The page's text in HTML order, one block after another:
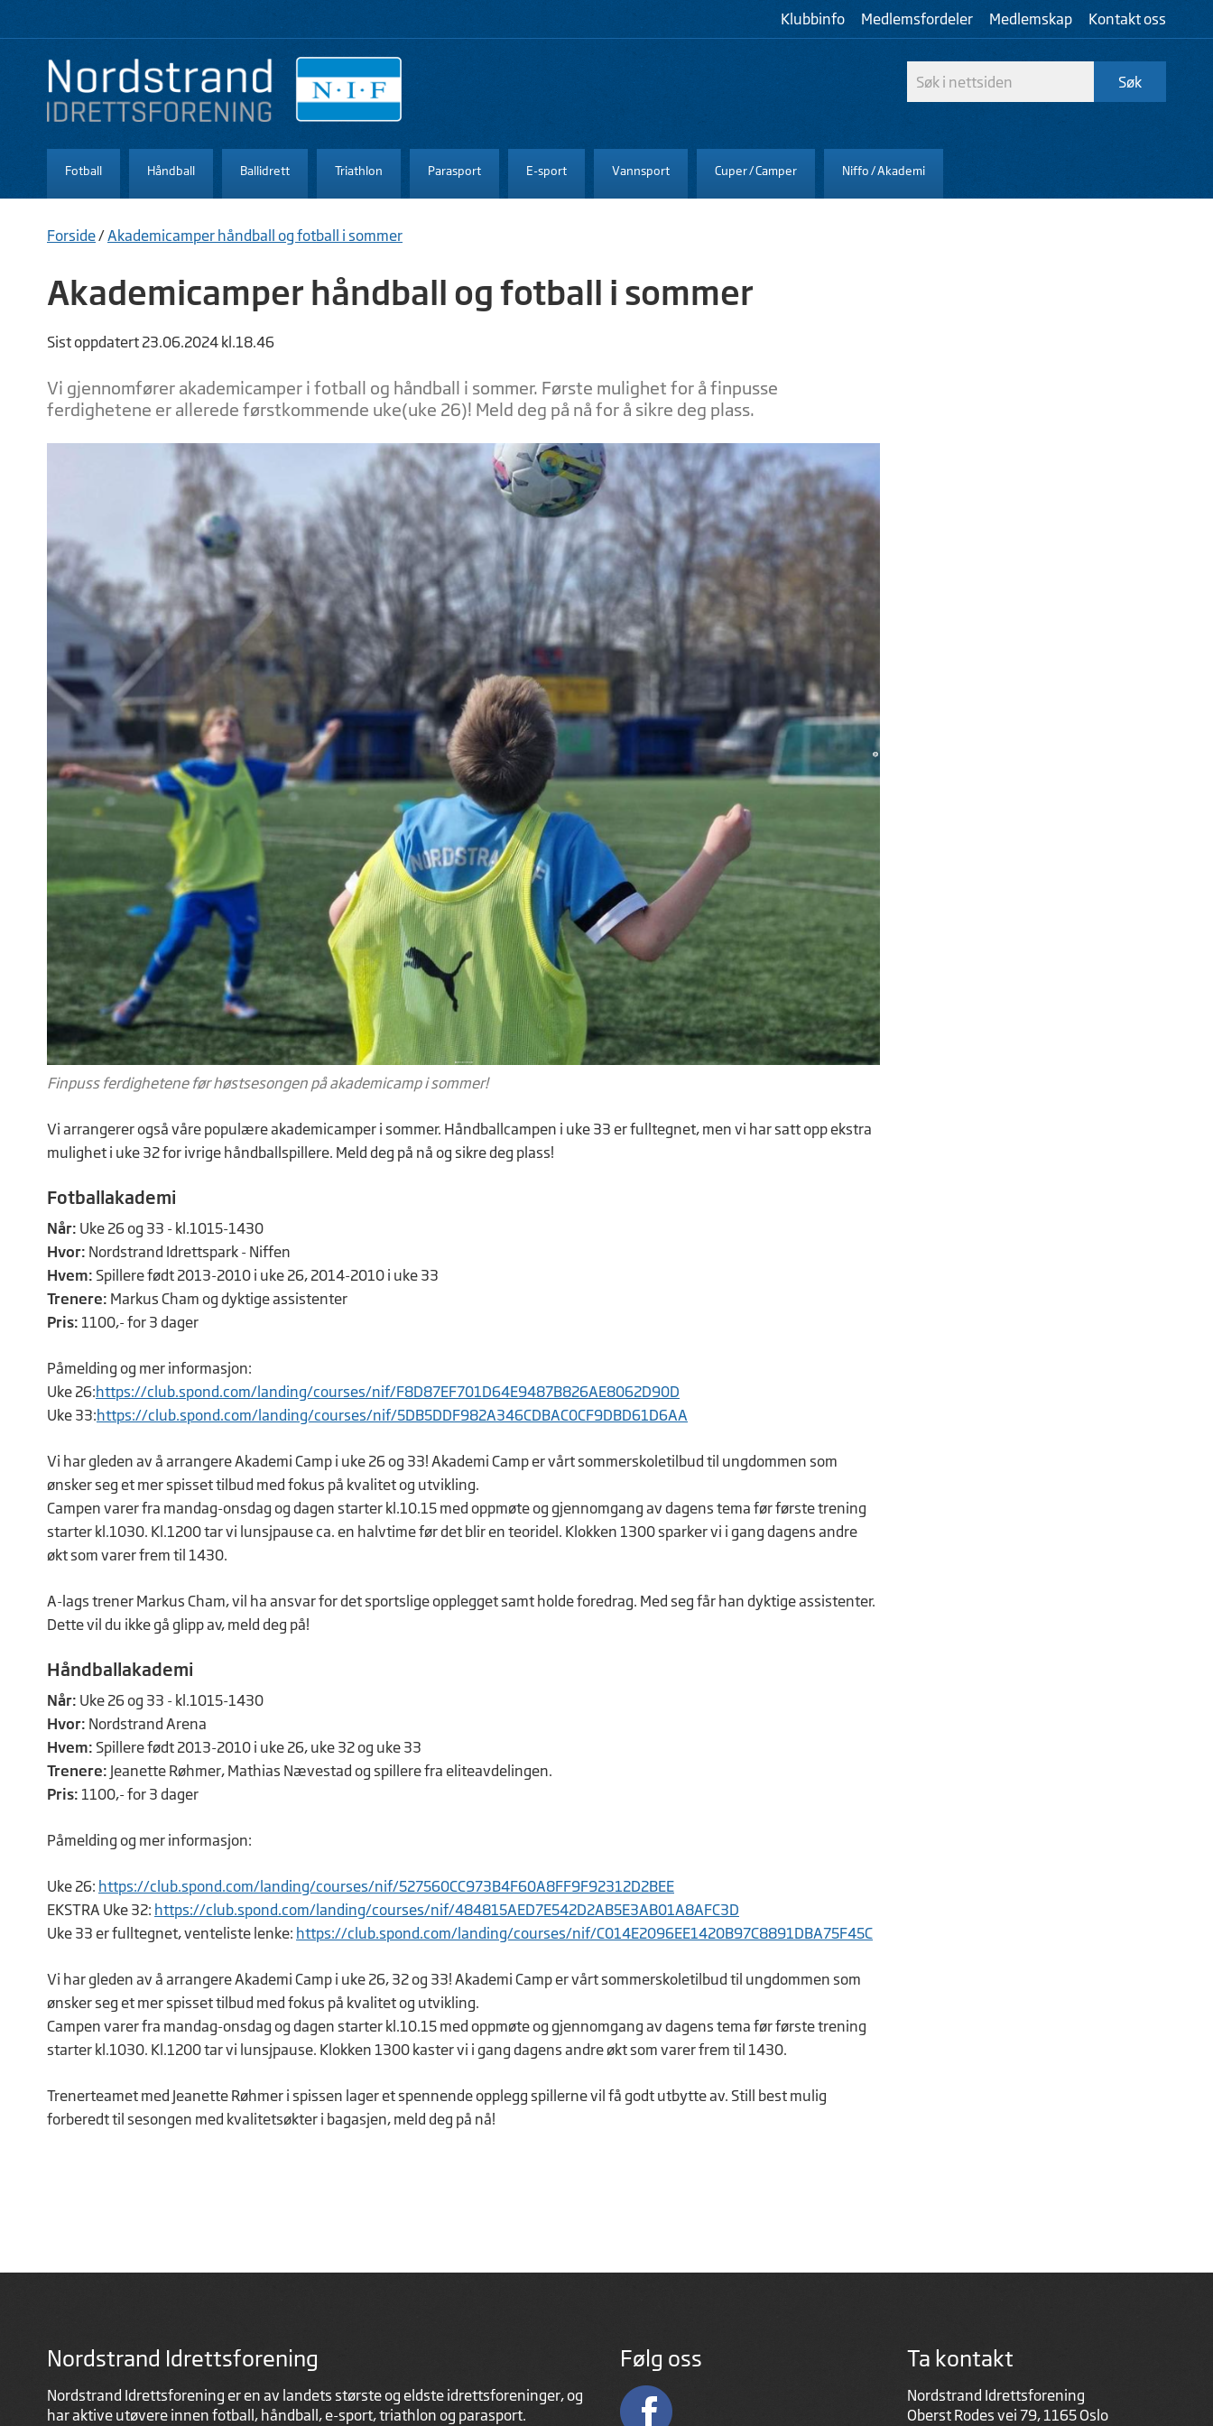
Klubbinfo Medlemsfordeler Medlemskap Kontakt oss
Fotball Håndball Ballidrett Triathlon Parasport E-sport Vannsport Cuper / Camper Niffo / Akademi
Forside/Akademicamper håndball og fotball i sommer
Akademicamper håndball og fotball i sommer
Sist oppdatert 23.06.2024 kl.18.46
Vi gjennomfører akademicamper i fotball og håndball i sommer. Første mulighet for å finpusse
ferdighetene er allerede førstkommende uke(uke 26)! Meld deg på nå for å sikre deg plass.
Finpuss ferdighetene før høstsesongen på akademicamp i sommer!
Vi arrangerer også våre populære akademicamper i sommer. Håndballcampen i uke 33 er fulltegnet, men vi har satt opp ekstra
mulighet i uke 32 for ivrige håndballspillere. Meld deg på nå og sikre deg plass!
Fotballakademi
Når: Uke 26 og 33 - kl.1015-1430
Hvor: Nordstrand Idrettspark - Niffen
Hvem: Spillere født 2013-2010 i uke 26, 2014-2010 i uke 33
Trenere: Markus Cham og dyktige assistenter
Pris: 1100,- for 3 dager
Påmelding og mer informasjon:
Uke 26:https://club.spond.com/landing/courses/nif/F8D87EF701D64E9487B826AE8062D90D
Uke 33:https://club.spond.com/landing/courses/nif/5DB5DDF982A346CDBAC0CF9DBD61D6AA
Vi har gleden av å arrangere Akademi Camp i uke 26 og 33! Akademi Camp er vårt sommerskoletilbud til ungdommen som
ønsker seg et mer spisset tilbud med fokus på kvalitet og utvikling.
Campen varer fra mandag-onsdag og dagen starter kl.10.15 med oppmøte og gjennomgang av dagens tema før første trening
starter kl.1030. Kl.1200 tar vi lunsjpause ca. en halvtime før det blir en teoridel. Klokken 1300 sparker vi i gang dagens andre
økt som varer frem til 1430.
A-lags trener Markus Cham, vil ha ansvar for det sportslige opplegget samt holde foredrag. Med seg får han dyktige assistenter.
Dette vil du ikke gå glipp av, meld deg på!
Håndballakademi
Når: Uke 26 og 33 - kl.1015-1430
Hvor: Nordstrand Arena
Hvem: Spillere født 2013-2010 i uke 26, uke 32 og uke 33
Trenere: Jeanette Røhmer, Mathias Nævestad og spillere fra eliteavdelingen.
Pris: 1100,- for 3 dager
Påmelding og mer informasjon:
Uke 26: https://club.spond.com/landing/courses/nif/527560CC973B4F60A8FF9F92312D2BEE
EKSTRA Uke 32: https://club.spond.com/landing/courses/nif/484815AED7E542D2AB5E3AB01A8AFC3D
Uke 33 er fulltegnet, venteliste lenke: https://club.spond.com/landing/courses/nif/C014E2096EE1420B97C8891DBA75F45C
Vi har gleden av å arrangere Akademi Camp i uke 26, 32 og 33! Akademi Camp er vårt sommerskoletilbud til ungdommen som
ønsker seg et mer spisset tilbud med fokus på kvalitet og utvikling.
Campen varer fra mandag-onsdag og dagen starter kl.10.15 med oppmøte og gjennomgang av dagens tema før første trening
starter kl.1030. Kl.1200 tar vi lunsjpause. Klokken 1300 kaster vi i gang dagens andre økt som varer frem til 1430.
Trenerteamet med Jeanette Røhmer i spissen lager et spennende opplegg spillerne vil få godt utbytte av. Still best mulig
forberedt til sesongen med kvalitetsøkter i bagasjen, meld deg på nå!
Nordstrand Idrettsforening
Nordstrand Idrettsforening er en av landets største og eldste idrettsforeninger, og
har aktive utøvere innen fotball, håndball, e-sport, triathlon og parasport.
Følg oss Ta kontakt
Nordstrand Idrettsforening
Oberst Rodes vei 79, 1165 Oslo